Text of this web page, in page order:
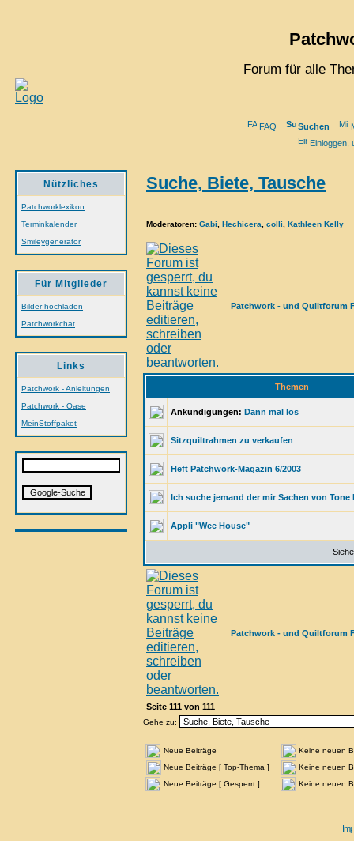
Forum für alle
FAQ Suchen
Einloggen,
Nützliches
Patchworklexikon
Terminkalender
Smileygenerator
Für Mitglieder
Bilder hochladen
Patchworkchat
Links
Patchwork - Anleitungen
Patchwork - Oase
MeinStoffpaket
Suche, Biete, Tausche
Moderatoren: Gabi Hechicera colli Kathleen Kelly
Patchwork - und Quiltforum
Themen
Ankündigungen: Dann mal los
Sitzquiltrahmen zu verkaufen
Heft Patchwork-Magazin 6/2003
Ich suche jemand der mir Sachen von Tone
Appli "Wee House"
Patchwork - und Quiltforum
Seite 111 von 111
Gehe zu:
Neue Beiträge
Keine neuen
Neue Beiträge [ Top-Thema ]
Keine neuen
Neue Beiträge [ Gesperrt ]
Keine neuen